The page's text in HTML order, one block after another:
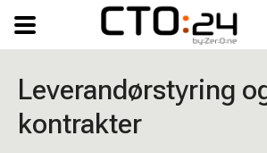
Leverandørstyring
kontrakter